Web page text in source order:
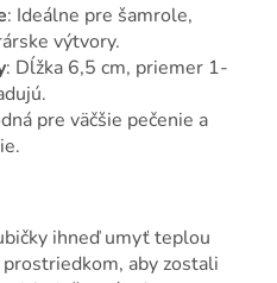
: Ideálne pre šamrole,
výtvory.
: Dĺžka 6,5 cm, priemer 1-
pre väčšie pečenie a
ihneď umyť teplou
aby zostali